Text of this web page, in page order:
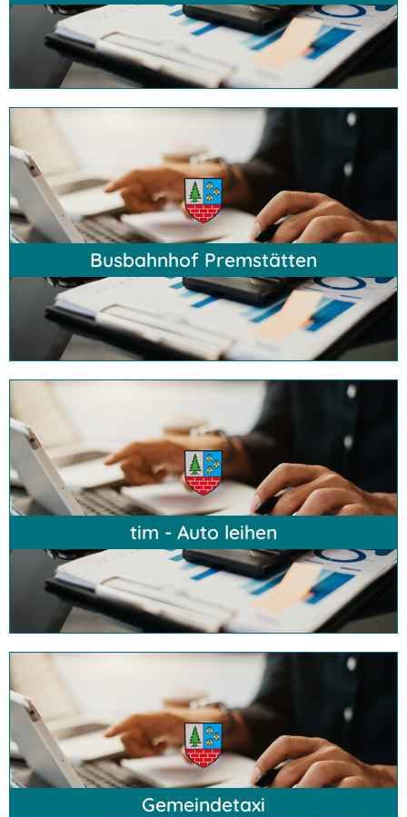
Busbahnhof Premstätten
Hier klicken
tim - Auto leihen
Hier klicken
Gemeindetaxi
Hier klicken